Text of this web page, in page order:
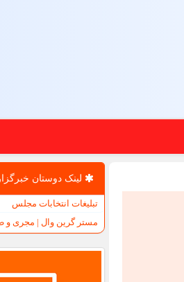
لینک دوستان
تبلیغات انتخابات مجلس
مستر گرین وال | مجری و